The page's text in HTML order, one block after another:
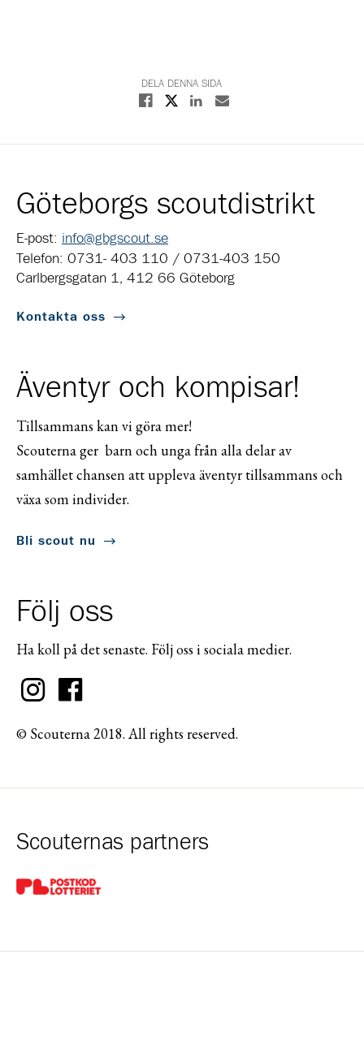
DELA DENNA SIDA
Dela på Facebook
Dela på XDela på Linkedin
Dela med E-post
Göteborgs scoutdistrikt
E-post: info@gbgscout.se
Telefon: 0731- 403 110 / 0731-403 150
Carlbergsgatan 1, 412 66 Göteborg
Kontakta oss
Äventyr och kompisar!
Tillsammans kan vi göra mer!
Scouterna ger barn och unga från alla delar av
samhället chansen att uppleva äventyr tillsammans och
växa som individer.
Bli scout nu
Följ oss
Ha koll på det senaste. Följ oss i sociala medier.
© Scouterna 2018. All rights reserved.
Scouternas partners
Gå till pl_50